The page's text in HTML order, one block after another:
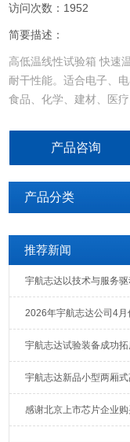
访问次数：1952
简要描述：
高低温线性试验箱 快速
耐干性能。适合电子、
食品、化学、建材、医
产品咨询
产品分类
推荐新闻
宇航志达以技术与服务
2026年宇航志达公司4
宇航志达试验装备成功
宇航志达新品小型两厢
感谢北京上市芯片企业